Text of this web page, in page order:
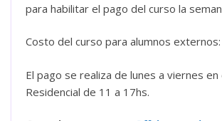
para habilitar el pago del curso la
Costo del curso para alumnos
El pago se realiza de lunes a viernes en
Residencial de 11 a 17hs.